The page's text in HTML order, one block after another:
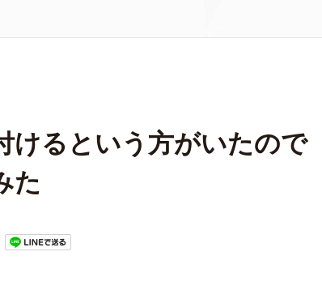
けるという方がいたので
た